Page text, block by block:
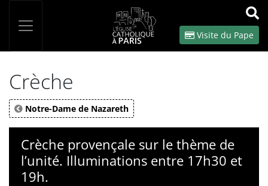
OK
Visite du Pape
Crèche
Notre-Dame de Nazareth
Crèche provençale sur le thème de
l’unité. Illuminations entre 17h30 et
19h.
Panneau de gestion des cookies